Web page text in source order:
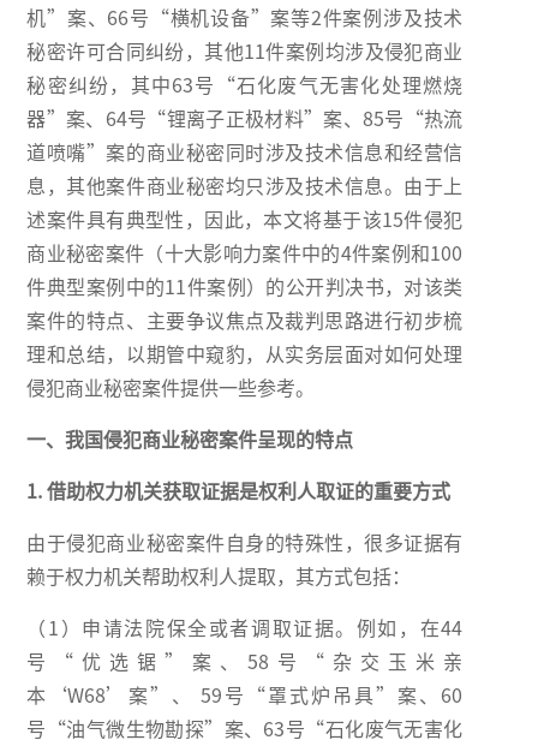
机”案、66号“横机设备”案等2件案例涉及技术
秘密许可合同纠纷，其他11件案例均涉及侵犯商业
秘密纠纷，其中63号“石化废气无害化处理燃烧
器”案、64号“锂离子正极材料”案、85号“热流
道喷嘴”案的商业秘密同时涉及技术信息和经营信
息，其他案件商业秘密均只涉及技术信息。由于上
述案件具有典型性，因此，本文将基于该15件侵犯
商业秘密案件（十大影响力案件中的4件案例和100
件典型案例中的11件案例）的公开判决书，对该类
案件的特点、主要争议焦点及裁判思路进行初步梳
理和总结，以期管中窥豹，从实务层面对如何处理
侵犯商业秘密案件提供一些参考。
一、我国侵犯商业秘密案件呈现的特点
1. 借助权力机关获取证据是权利人取证的重要方式
由于侵犯商业秘密案件自身的特殊性，很多证据有
赖于权力机关帮助权利人提取，其方式包括：
（1）申请法院保全或者调取证据。例如，在44
号“优选锯”案、58号“杂交玉米亲
本‘W68’案”、 59号“罩式炉吊具”案、60
号“油气微生物勘探”案、63号“石化废气无害化